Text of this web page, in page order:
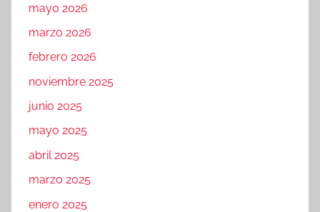
mayo 2026
marzo 2026
febrero 2026
noviembre 2025
junio 2025
mayo 2025
abril 2025
marzo 2025
enero 2025